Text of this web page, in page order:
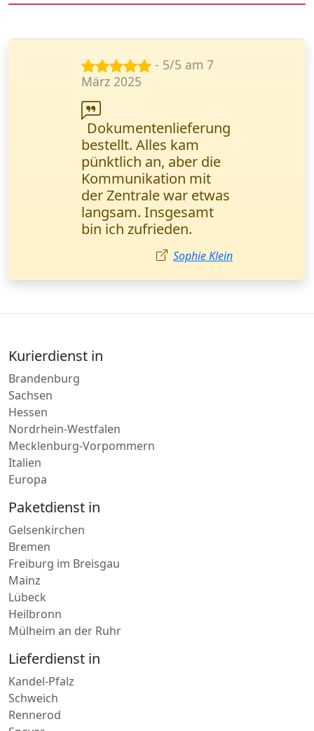
- 5/5 am 26
März 2024
hat meinen Tag
gerettet! Wichtige
Verträge wurden in 2
Stunden direkt ins
Büro geliefert. Alles
perfekt und schnell!
Anna Schmidt
Brandenburg
Sachsen
Hessen
Nordrhein-Westfalen
Mecklenburg-Vorpommern
Italien
Europa
Paketdienst in
Gelsenkirchen
Bremen
Freiburg im Breisgau
Mainz
Lübeck
Heilbronn
Mülheim an der Ruhr
Lieferdienst in
Kandel-Pfalz
Schweich
Rennerod
Speyer